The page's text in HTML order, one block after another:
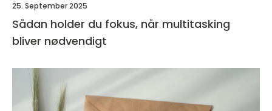
25. September 2025
Sådan holder du fokus, når multitasking
bliver nødvendigt